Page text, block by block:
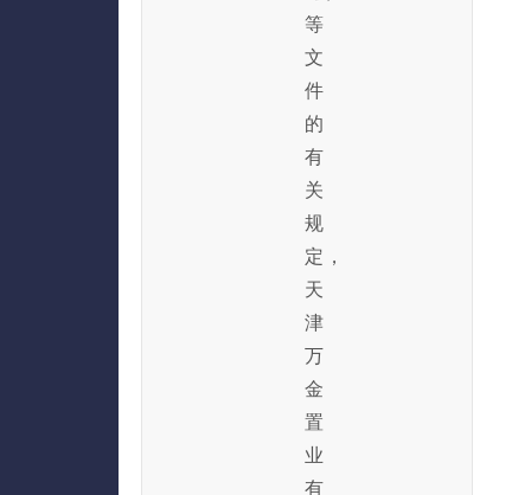
等
文
件
的
有
关
规
定，
天
津
万
金
置
业
有